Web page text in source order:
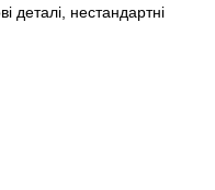
деталі, нестандартні